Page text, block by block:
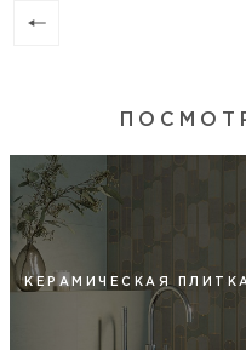
КЕРАМИЧЕСКАЯ